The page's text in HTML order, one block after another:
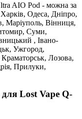
AIO Pod - можна за
Одеса, Дніпро,
Маріуполь, Вінниця,
Суми,
, Івано-
Ужгород,
Лозова,
Прилуки,
Lost Vape Q-